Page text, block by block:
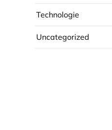
Technologie
Uncategorized